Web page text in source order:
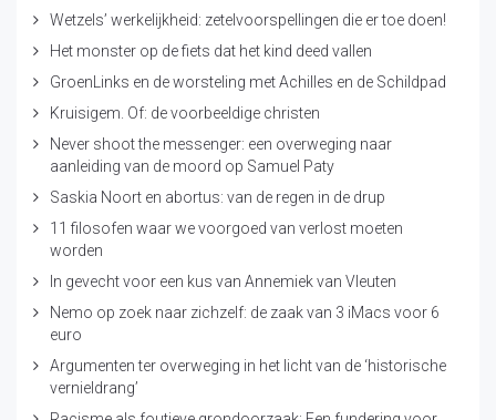
Wetzels’ werkelijkheid: zetelvoorspellingen die er toe doen!
Het monster op de fiets dat het kind deed vallen
GroenLinks en de worsteling met Achilles en de Schildpad
Kruisigem. Of: de voorbeeldige christen
Never shoot the messenger: een overweging naar
aanleiding van de moord op Samuel Paty
Saskia Noort en abortus: van de regen in de drup
11 filosofen waar we voorgoed van verlost moeten
worden
In gevecht voor een kus van Annemiek van Vleuten
Nemo op zoek naar zichzelf: de zaak van 3 iMacs voor 6
euro
Argumenten ter overweging in het licht van de ‘historische
vernieldrang’